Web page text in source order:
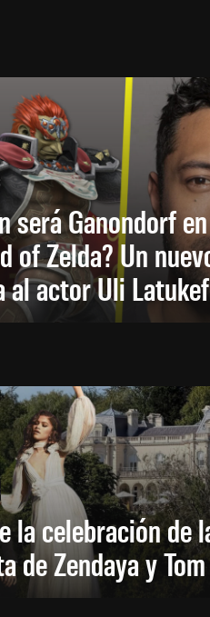
será Ganondorf
of Zelda? Un
al actor Uli
la celebración de
de Zendaya y